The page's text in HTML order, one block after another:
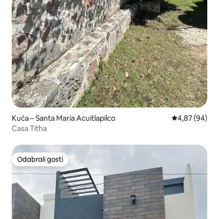
Kuća – Santa Maria Acuitlapilco Prosječna
4,87 (94)
Casa Titha
Odabrali gosti
Odabrali gosti